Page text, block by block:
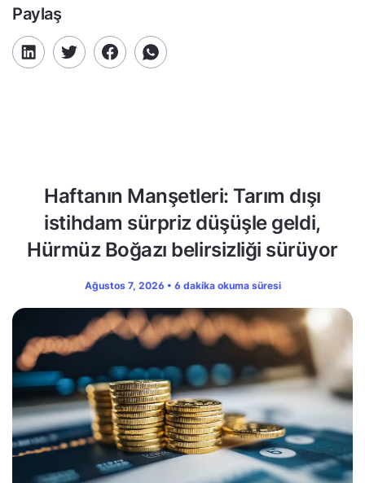
Paylaş
Haftanın Manşetleri: Tarım dışı
istihdam sürpriz düşüşle geldi,
Hürmüz Boğazı belirsizliği sürüyor
Ağustos 7, 2026 • 6 dakika okuma süresi